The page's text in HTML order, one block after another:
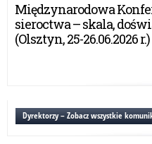
Międzynarodowa
sieroctwa – skala,
(Olsztyn, 25-26.06.2026 r.)
Dyrektorzy – Zobacz wszystkie